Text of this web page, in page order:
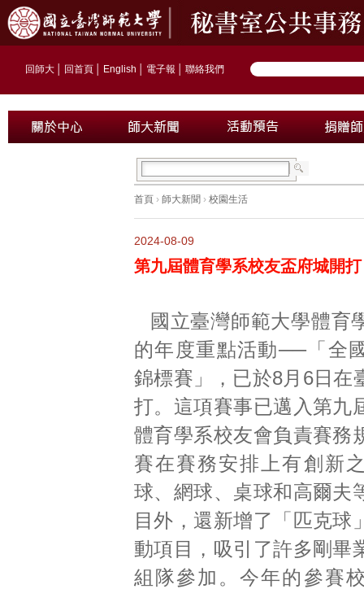
回師大 回首頁 English 電子報 聯絡我們
首頁 › 師大新聞 › 校園生活
2024-08-09
第九屆體育學系校友盃府城開
國立臺灣師範大學體育
的年度重點活動──「全
錦標賽」，已於8月6日在
打。這項賽事已邁入第九
體育學系校友會負責賽務
賽在賽務安排上有創新
球、網球、桌球和高爾夫
目外，還新增了「匹克球
動項目，吸引了許多剛畢
組隊參加。今年的參賽